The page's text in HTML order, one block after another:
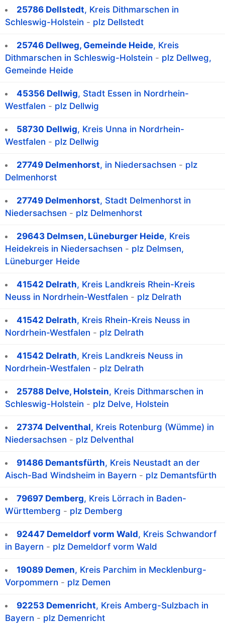
25786 Dellstedt, Kreis Dithmarschen in
Schleswig-Holstein - plz Dellstedt
25746 Dellweg, Gemeinde Heide, Kreis
Dithmarschen in Schleswig-Holstein - plz Dellweg,
Gemeinde Heide
45356 Dellwig, Stadt Essen in Nordrhein-
Westfalen - plz Dellwig
58730 Dellwig, Kreis Unna in Nordrhein-
Westfalen - plz Dellwig
27749 Delmenhorst, in Niedersachsen - plz
Delmenhorst
27749 Delmenhorst, Stadt Delmenhorst in
Niedersachsen - plz Delmenhorst
29643 Delmsen, Lüneburger Heide, Kreis
Heidekreis in Niedersachsen - plz Delmsen,
Lüneburger Heide
41542 Delrath, Kreis Landkreis Rhein-Kreis
Neuss in Nordrhein-Westfalen - plz Delrath
41542 Delrath, Kreis Rhein-Kreis Neuss in
Nordrhein-Westfalen - plz Delrath
41542 Delrath, Kreis Landkreis Neuss in
Nordrhein-Westfalen - plz Delrath
25788 Delve, Holstein, Kreis Dithmarschen in
Schleswig-Holstein - plz Delve, Holstein
27374 Delventhal, Kreis Rotenburg (Wümme) in
Niedersachsen - plz Delventhal
91486 Demantsfürth, Kreis Neustadt an der
Aisch-Bad Windsheim in Bayern - plz Demantsfürth
79697 Demberg, Kreis Lörrach in Baden-
Württemberg - plz Demberg
92447 Demeldorf vorm Wald, Kreis Schwandorf
in Bayern - plz Demeldorf vorm Wald
19089 Demen, Kreis Parchim in Mecklenburg-
Vorpommern - plz Demen
92253 Demenricht, Kreis Amberg-Sulzbach in
Bayern - plz Demenricht